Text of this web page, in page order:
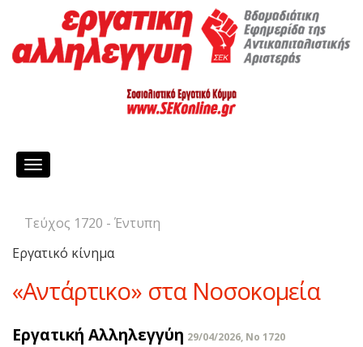
Toggle
Τεύχος 1720 - Έντυπη
Εργατικό κίνημα
«Αντάρτικο» στα Νοσοκομεία
Εργατική Αλληλεγγύη 29/04/2026, No 1720